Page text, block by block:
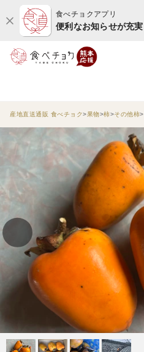
食べチョクアプリ
便利なお知らせが充実
産地直送通販 食べチョク 果物 柿 その他柿